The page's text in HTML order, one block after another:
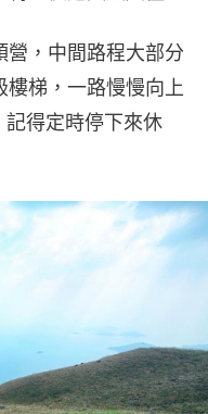
營，中間路程大部分
梯，一路慢慢向上
得定時停下來休